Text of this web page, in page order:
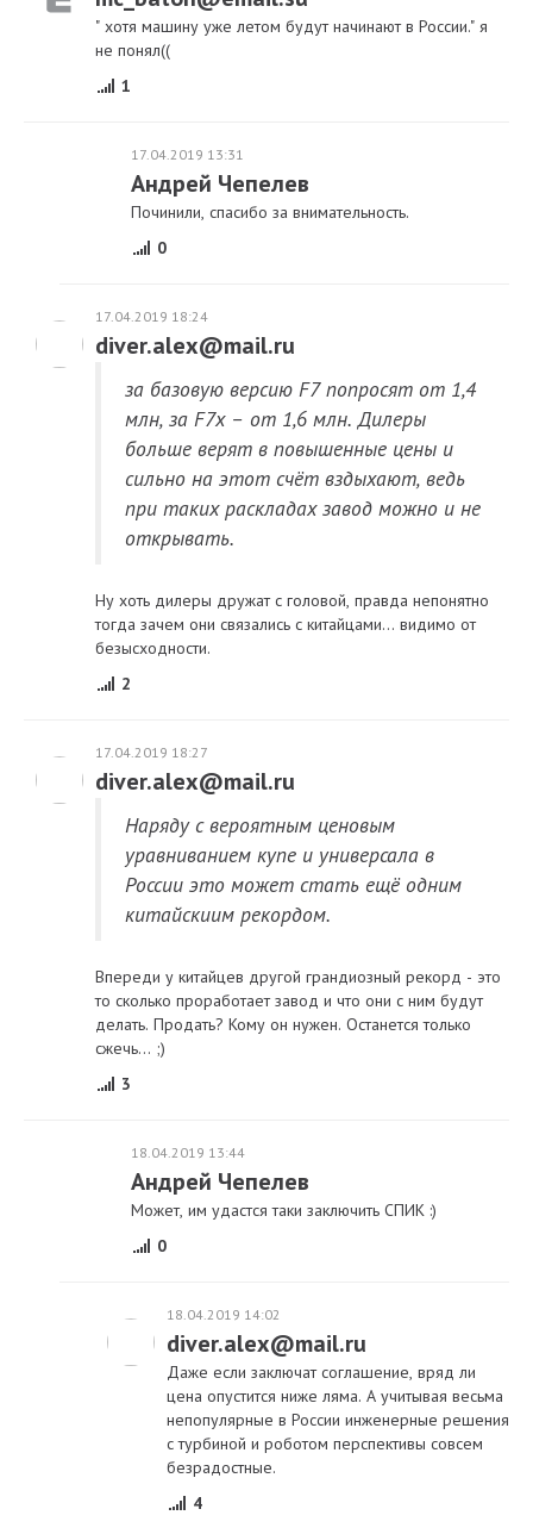
" хотя машину уже летом будут начинают в России." я
не понял((
1
17.04.2019 13:31
Андрей Чепелев
Починили, спасибо за внимательность.
0
17.04.2019 18:24
diver.alex@mail.ru
за базовую версию F7 попросят от 1,4
млн, за F7x – от 1,6 млн. Дилеры
больше верят в повышенные цены и
сильно на этот счёт вздыхают, ведь
при таких раскладах завод можно и не
открывать.
Ну хоть дилеры дружат с головой, правда непонятно
тогда зачем они связались с китайцами... видимо от
безысходности.
2
17.04.2019 18:27
diver.alex@mail.ru
Наряду с вероятным ценовым
уравниванием купе и универсала в
России это может стать ещё одним
китайскиим рекордом.
Впереди у китайцев другой грандиозный рекорд - это
то сколько проработает завод и что они с ним будут
делать. Продать? Кому он нужен. Останется только
сжечь... ;)
3
18.04.2019 13:44
Андрей Чепелев
Может, им удастся таки заключить СПИК :)
0
18.04.2019 14:02
diver.alex@mail.ru
Даже если заключат соглашение, вряд ли
цена опустится ниже ляма. А учитывая весьма
непопулярные в России инженерные решения
с турбиной и роботом перспективы совсем
безрадостные.
4